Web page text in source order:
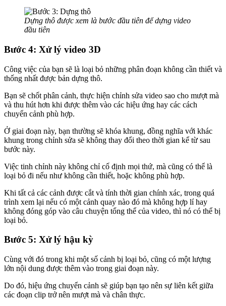
Dựng thô được xem là bước đầu tiên để dựng video
đầu tiên
Bước 4: Xử lý video 3D
Công việc của bạn sẽ là loại bỏ những phân đoạn không cần thiết và
thống nhất được bản dựng thô.
Bạn sẽ chốt phân cảnh, thực hiện chỉnh sửa video sao cho mượt mà
và thu hút hơn khi được thêm vào các hiệu ứng hay các cách
chuyển cảnh phù hợp.
Ở giai đoạn này, bạn thường sẽ khóa khung, đồng nghĩa với khác
khung trong chỉnh sửa sẽ không thay đổi theo thời gian kể từ sau
bước này.
Việc tinh chỉnh này không chỉ cố định mọi thứ, mà cũng có thể là
loại bỏ đi nếu như không cần thiết, hoặc không phù hợp.
Khi tất cả các cảnh được cắt và tính thời gian chính xác, trong quá
trình xem lại nếu có một cảnh quay nào đó mà không hợp lí hay
không đóng góp vào câu chuyện tổng thể của video, thì nó có thể bị
loại bỏ.
Bước 5: Xử lý hậu kỳ
Cùng với đó trong khi một số cảnh bị loại bỏ, cũng có một lượng
lớn nội dung được thêm vào trong giai đoạn này.
Do đó, hiệu ứng chuyển cảnh sẽ giúp bạn tạo nên sự liên kết giữa
các đoạn clip trở nên mượt mà và chân thực.